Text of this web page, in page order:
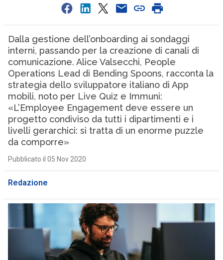
Dalla gestione dell’onboarding ai sondaggi
interni, passando per la creazione di canali di
comunicazione. Alice Valsecchi, People
Operations Lead di Bending Spoons, racconta la
strategia dello sviluppatore italiano di App
mobili, noto per Live Quiz e Immuni:
«L’Employee Engagement deve essere un
progetto condiviso da tutti i dipartimenti e i
livelli gerarchici: si tratta di un enorme puzzle
da comporre»
Pubblicato il 05 Nov 2020
Redazione